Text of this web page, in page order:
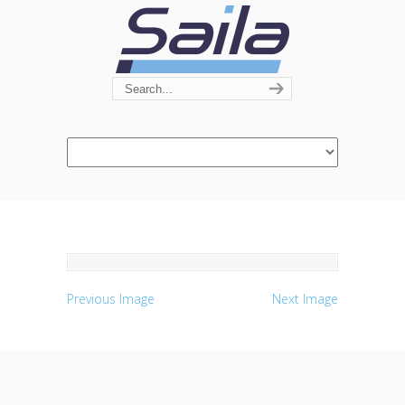
Previous Image Next Image